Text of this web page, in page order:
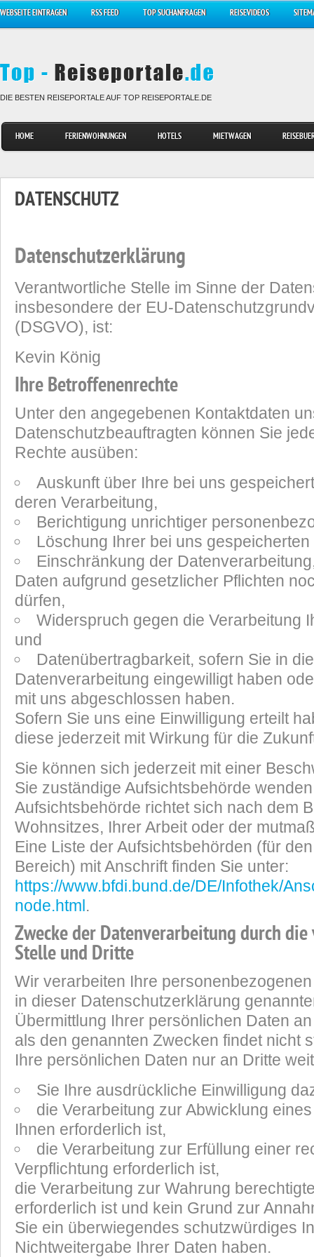
WEBSEITE EINTRAGEN RSS FEED TOP SUCHANFRAGEN REISEVIDEOS
DIE BESTEN REISEPORTALE AUF TOP REISEPORTALE.DE
HOME FERIENWOHNUNGEN HOTELS MIETWAGEN
DATENSCHUTZ
Datenschutzerklärung
Verantwortliche Stelle im Sinne der
insbesondere der EU-
(DSGVO), ist:
Kevin König
Ihre Betroffenenrechte
Unter den angegebenen Kontaktdaten
Datenschutzbeauftragten können Sie
Rechte ausüben:
Auskunft über Ihre bei uns
deren Verarbeitung,
Berichtigung unrichtiger
Löschung Ihrer bei uns gespeicherten
Einschränkung der
Daten aufgrund gesetzlicher Pflichten
dürfen,
Widerspruch gegen die Verarbeitung
und
Datenübertragbarkeit, sofern Sie in die
Datenverarbeitung eingewilligt haben
mit uns abgeschlossen haben.
Sofern Sie uns eine Einwilligung erteilt
diese jederzeit mit Wirkung für die
Sie können sich jederzeit mit einer
Sie zuständige Aufsichtsbehörde
Aufsichtsbehörde richtet sich nach dem
Wohnsitzes, Ihrer Arbeit oder der
Eine Liste der Aufsichtsbehörden (für
Bereich) mit Anschrift finden Sie unter:
https://www.bfdi.bund.de/DE/Infothek/
node.html.
Zwecke der Datenverarbeitung durch
Stelle und Dritte
Wir verarbeiten Ihre
in dieser Datenschutzerklärung
Übermittlung Ihrer persönlichen Daten
als den genannten Zwecken findet nicht
Ihre persönlichen Daten nur an Dritte
Sie Ihre ausdrückliche Einwilligung
die Verarbeitung zur Abwicklung
Ihnen erforderlich ist,
die Verarbeitung zur Erfüllung einer
Verpflichtung erforderlich ist,
die Verarbeitung zur Wahrung
erforderlich ist und kein Grund zur
Sie ein überwiegendes schutzwürdiges
Nichtweitergabe Ihrer Daten haben.